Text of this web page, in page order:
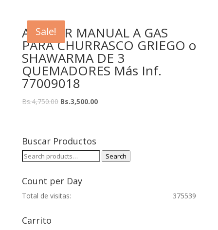
Sale!
ASADOR MANUAL A GAS
PARA CHURRASCO GRIEGO o
SHAWARMA DE 3
QUEMADORES Más Inf.
77009018
Bs.4,750.00 Bs.3,500.00
Buscar Productos
Search
Search
Count per Day
375539
Total de visitas:
Carrito